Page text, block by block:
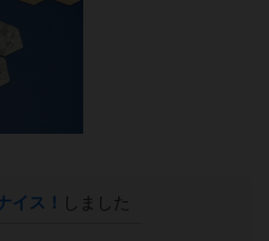
イス！ しました